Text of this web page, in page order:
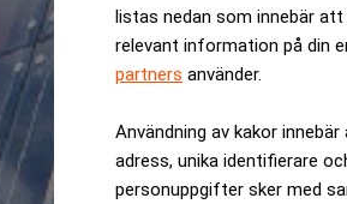
listas nedan som innebär
relevant information på din
partners använder.
Användning av kakor
adress, unika identifierare
personuppgifter sker med